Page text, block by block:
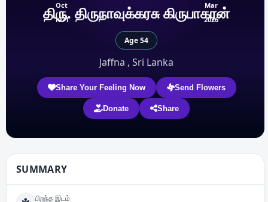
Oct
1971
Mar
2026
திரு. திருநாவுக்கரசு கிருபாகரன்
Age 54
Jaffna , Sri Lanka
Share Your Feeling Now Send Flowers
Donate Share
SUMMARY
பிறந்த இடம்